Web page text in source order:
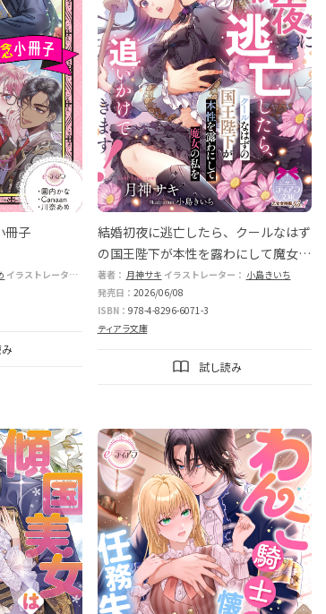
冊子
イラストレーター： 木ノ下きの清水しのカズアキ
結婚初夜に逃亡したら、クールなはず
の国王陛下が本性を露わにして魔女の
私を追いかけてきます！
著者： 月神サキ イラストレーター： 小島きいち
発売日： 2026/06/08
ISBN： 978-4-8296-6071-3
ティアラ文庫
試し読み